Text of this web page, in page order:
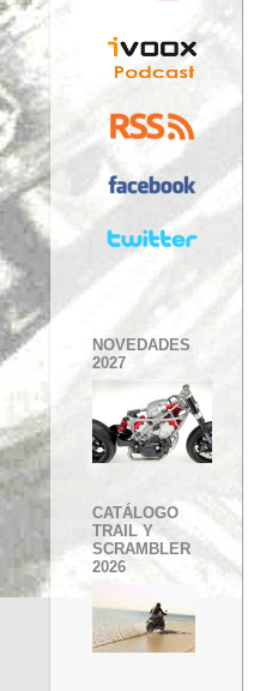
NOVEDADES
2027
CATÁLOGO
TRAIL Y
SCRAMBLER
2026